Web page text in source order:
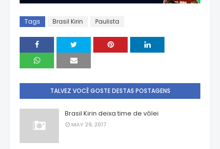
Tags Brasil Kirin Paulista
TALVEZ VOCÊ GOSTE DESTAS POSTAGENS
Brasil Kirin deixa time de vôlei
MAY 29, 2017